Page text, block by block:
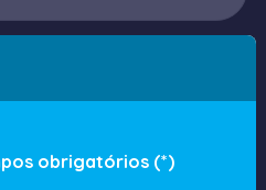
obrigatórios (*)